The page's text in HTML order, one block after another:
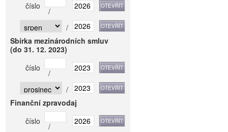
číslo
/
/
Sbírka mezinárodních smluv
(do 31. 12. 2023)
číslo
/
/
Finanční zpravodaj
číslo
/